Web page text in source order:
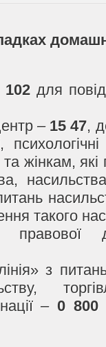
102для
– 15 47,
жінкам, які
такого
правової
з
– 0